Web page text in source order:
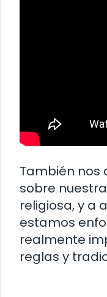
También nos
sobre
religiosa, y a
estamos
realmente
reglas y